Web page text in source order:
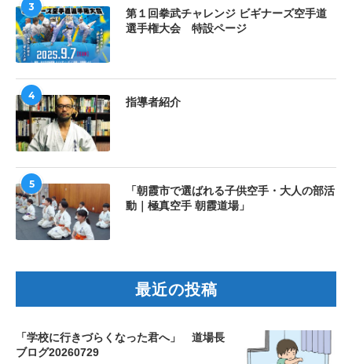
3
第１回拳武チャレンジ ビギナーズ空手道
選手権大会 特設ページ
4
指導者紹介
5
「朝霞市で選ばれる子供空手・大人の部活
動｜極真空手 朝霞道場」
最近の投稿
「学校に行きづらくなった君へ」 道場長
ブログ20260729